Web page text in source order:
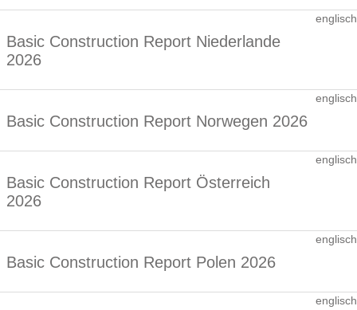
Basic Construction Report Niederlande
2026
englisch
Basic Construction Report Norwegen 2026
englisch
Basic Construction Report Österreich
2026
englisch
Basic Construction Report Polen 2026
englisch
englisch